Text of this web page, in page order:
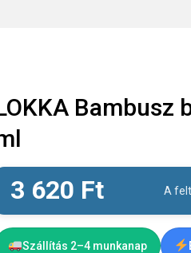
Bambusz
3 620 Ft A
Szállítás 2–4 munkanap